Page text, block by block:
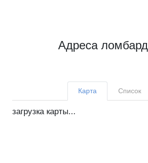
Адреса
Карта Список
загрузка карты...